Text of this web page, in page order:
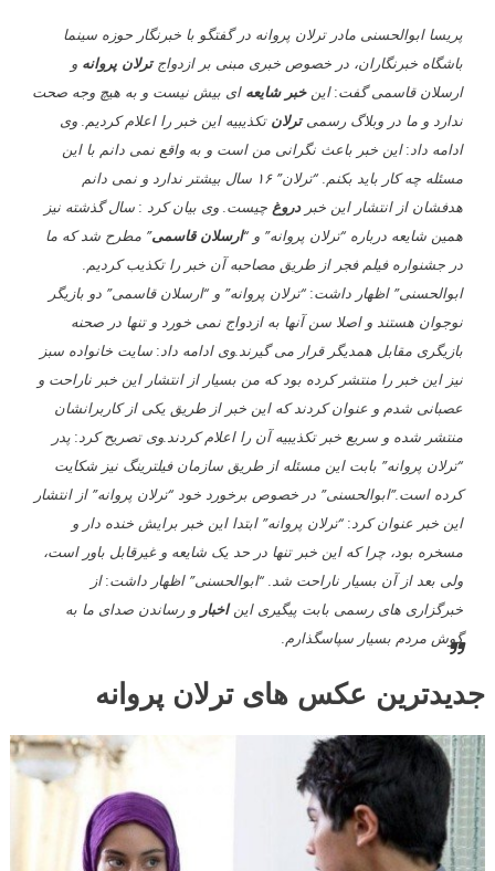
پریسا ابوالحسنی مادر ترلان پروانه در گفتگو با خبرنگار حوزه سینما
باشگاه خبرنگاران، در خصوص خبری مبنی بر ازدواجترلان پروانه و
ارسلان قاسمی گفت: اینخبر شایعه ای بیش نیست و به هیچ وجه صحت
ندارد و ما در وبلاگ رسمیترلان تکذیبیه این خبر را اعلام کردیم. وی
ادامه داد: این خبر باعث نگرانی من است و به واقع نمی دانم با این
مسئله چه کار باید بکنم. “ترلان” ۱۶ سال بیشتر ندارد و نمی دانم
هدفشان از انتشار این خبردروغچیست. وی بیان کرد : سال گذشته نیز
همین شایعه درباره “ترلان پروانه” و “ارسلان قاسمی” مطرح شد که ما
در جشنواره فیلم فجر از طریق مصاحبه آن خبر را تکذیب کردیم.
ابوالحسنی” اظهار داشت: “ترلان پروانه” و “ارسلان قاسمی” دو بازیگر
نوجوان هستند و اصلا سن آنها به ازدواج نمی خورد و تنها در صحنه
بازیگری مقابل همدیگر قرار می گیرند.وی ادامه داد: سایت خانواده سبز
نیز این خبر را منتشر کرده بود که من بسیار از انتشار این خبر ناراحت و
عصبانی شدم و عنوان کردند که این خبر از طریق یکی از کاربرانشان
منتشر شده و سریع خبر تکذیبیه آن را اعلام کردند.وی تصریح کرد: پدر
“ترلان پروانه” بابت این مسئله از طریق سازمان فیلترینگ نیز شکایت
کرده است.”ابوالحسنی” در خصوص برخورد خود “ترلان پروانه” از انتشار
این خبر عنوان کرد: “ترلان پروانه” ابتدا این خبر برایش خنده دار و
مسخره بود، چرا که این خبر تنها در حد یک شایعه و غیرقابل باور است،
ولی بعد از آن بسیار ناراحت شد. “ابوالحسنی” اظهار داشت: از
خبرگزاری های رسمی بابت پیگیری ایناخبار و رساندن صدای ما به
گوش مردم بسیار سپاسگذارم.
جدیدترین عکس های ترلان پروانه